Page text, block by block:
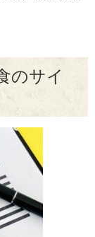
のサイ